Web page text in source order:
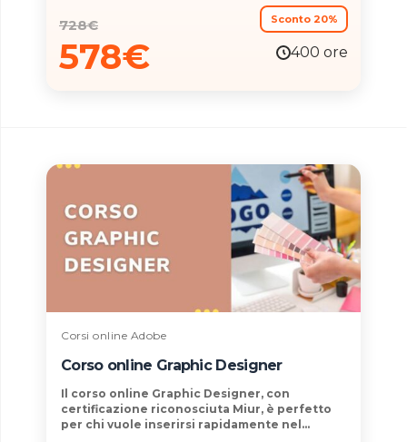
728€
578€
Sconto 20%
400 ore
Corsi online Adobe
Corso online Graphic Designer
Il corso online Graphic Designer, con
certificazione riconosciuta Miur, è perfetto
per chi vuole inserirsi rapidamente nel